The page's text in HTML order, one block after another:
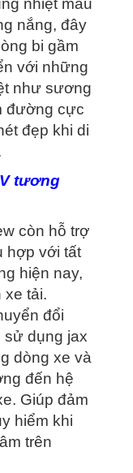
nhiệt màu
nắng, đây
bi gầm
với những
như sương
đường cực
đẹp khi di
tương
còn hỗ trợ
hợp với tất
hiện nay,
xe tải.
đổi
sử dụng jax
dòng xe và
đến hệ
Giúp đảm
hiểm khi
trên